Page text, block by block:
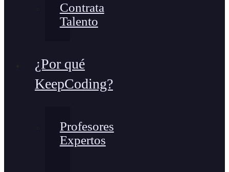
Contrata
Talento
¿Por qué
KeepCoding?
Profesores
Expertos